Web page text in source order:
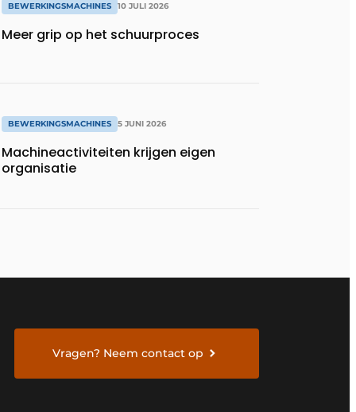
BEWERKINGSMACHINES 10 JULI 2026
Meer grip op het schuurproces
BEWERKINGSMACHINES 5 JUNI 2026
Machineactiviteiten krijgen eigen
organisatie
Vragen? Neem contact op